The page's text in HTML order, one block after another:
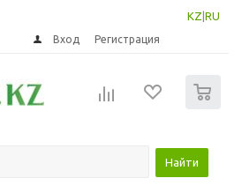
KZ RU
Вход Регистрация
Найти